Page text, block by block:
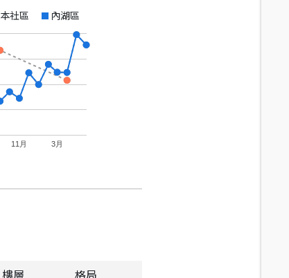
本社區 內湖區
11月 3月
樓層 格局